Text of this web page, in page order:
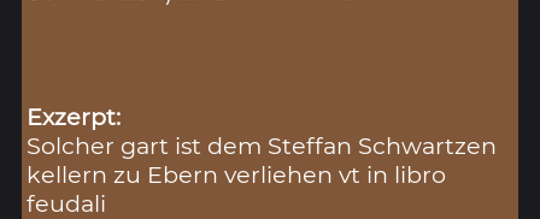
Exzerpt:
Solcher gart ist dem Steffan Schwartzen
kellern zu Ebern verliehen vt in libro
feudali